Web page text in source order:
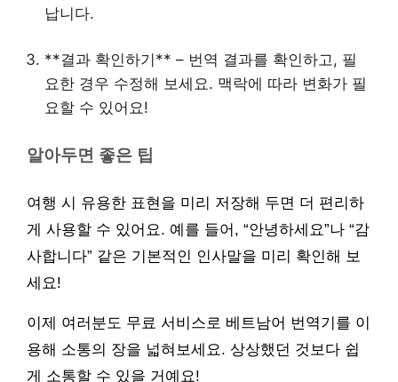
납니다.
**결과 확인하기** – 번역 결과를 확인하고, 필
요한 경우 수정해 보세요. 맥락에 따라 변화가 필
요할 수 있어요!
알아두면 좋은 팁
여행 시 유용한 표현을 미리 저장해 두면 더 편리하
게 사용할 수 있어요. 예를 들어, “안녕하세요”나 “감
사합니다” 같은 기본적인 인사말을 미리 확인해 보
세요!
이제 여러분도 무료 서비스로 베트남어 번역기를 이
용해 소통의 장을 넓혀보세요. 상상했던 것보다 쉽
게 소통할 수 있을 거예요!